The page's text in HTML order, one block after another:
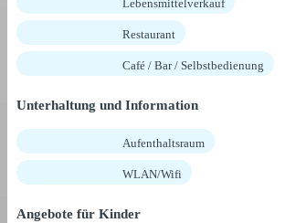
Lebensmittelverkauf
Restaurant
Café / Bar / Selbstbedienung
Unterhaltung und Information
Aufenthaltsraum
WLAN/Wifi
Angebote für Kinder